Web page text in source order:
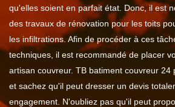
qu'elles soient en parfait état. Donc, il est
des travaux de rénovation pour les toits
les infiltrations. Afin de procéder à ces
techniques, il est recommandé de placer
artisan couvreur. TB batiment couvreur 24
et sachez qu'il peut dresser un devis
engagement. N'oubliez pas qu'il peut